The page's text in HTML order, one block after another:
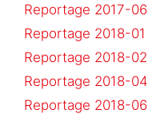
Reportage 2017-06
Reportage 2018-01
Reportage 2018-02
Reportage 2018-04
Reportage 2018-06